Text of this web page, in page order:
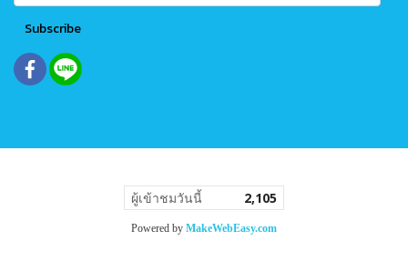
Subscribe
ผู้เข้าชมวันนี้ 2,105
Powered by MakeWebEasy.com